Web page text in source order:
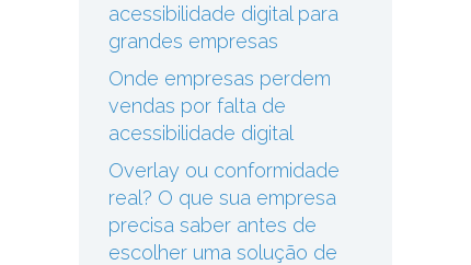
acessibilidade digital para
grandes empresas
Onde empresas perdem
vendas por falta de
acessibilidade digital
Overlay ou conformidade
real? O que sua empresa
precisa saber antes de
escolher uma solução de